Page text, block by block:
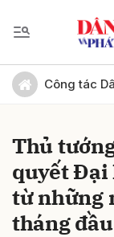
Công tác
Thủ
quyết Đại
từ những
tháng đầu
Gửi bình luận